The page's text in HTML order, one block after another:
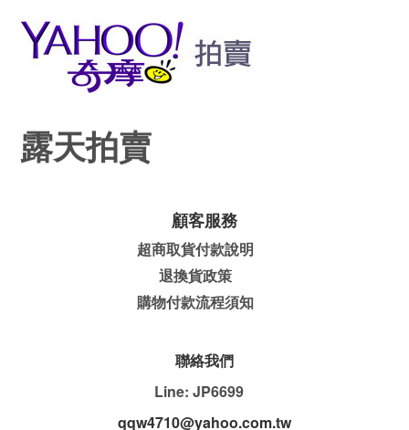
露天拍賣
顧客服務
超商取貨付款說明
退換貨政策
購物付款流程須知
聯絡我們
Line: JP6699
qqw4710@yahoo.com.tw